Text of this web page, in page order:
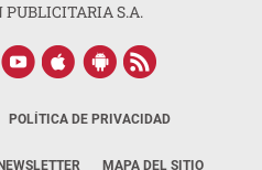
PUBLICITARIA S.A.
POLÍTICA DE PRIVACIDAD
NEWSLETTER MAPA DEL SITIO